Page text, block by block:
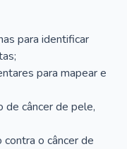
para identificar
para mapear e
de câncer de pele,
o câncer de